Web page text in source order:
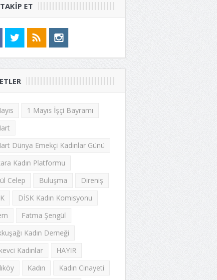
ET
1 Mayıs İşçi Bayramı
Dünya Emekçi Kadınlar Günü
Kadın Platformu
Celep
Buluşma
Direniş
DİSK Kadın Komisyonu
Fatma Şengül
Kadın Derneği
Kadınlar
HAYIR
Kadın
Kadın Cinayeti